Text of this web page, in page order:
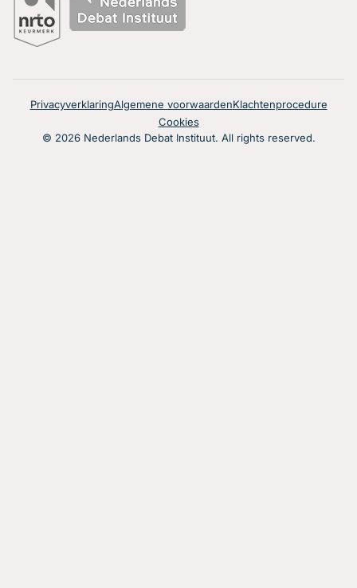
PrivacyverklaringAlgemene voorwaardenKlachtenprocedure
Cookies
© 2026 Nederlands Debat Instituut. All rights reserved.